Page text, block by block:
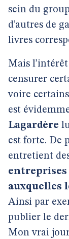
sein du
d’autres de
livres
Mais
censurer
voire
est
Lagardère
est forte. De
entretient
auxquelles
Ainsi par
publier le
Mon vrai